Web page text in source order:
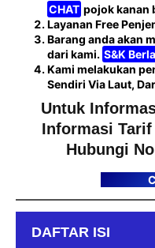
CHAT pojok kanan
Layanan Free
Barang anda akan
dari kami. S&K
Kami melakukan
Sendiri Via Laut,
Untuk
Informasi
Hubungi
DAFTAR ISI